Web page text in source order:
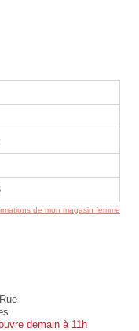
de mon magasin femme
demain à 11h